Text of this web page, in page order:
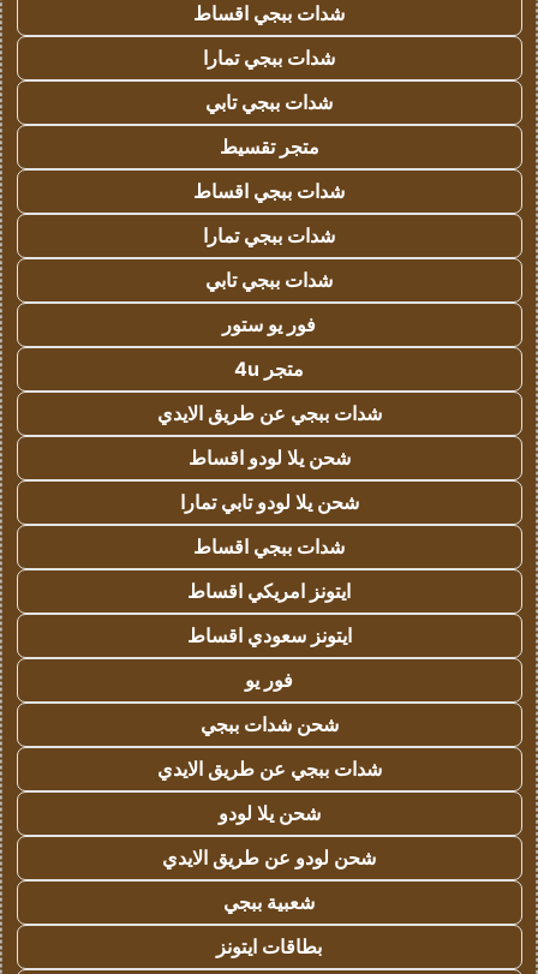
شدات ببجي اقساط
شدات ببجي تمارا
شدات ببجي تابي
متجر تقسيط
شدات ببجي اقساط
شدات ببجي تمارا
شدات ببجي تابي
فور يو ستور
متجر 4u
شدات ببجي عن طريق الايدي
شحن يلا لودو اقساط
شحن يلا لودو تابي تمارا
شدات ببجي اقساط
ايتونز امريكي اقساط
ايتونز سعودي اقساط
فور يو
شحن شدات ببجي
شدات ببجي عن طريق الايدي
شحن يلا لودو
شحن لودو عن طريق الايدي
شعبية ببجي
بطاقات ايتونز